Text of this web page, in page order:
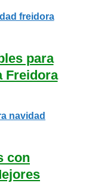
para
Freidora
con